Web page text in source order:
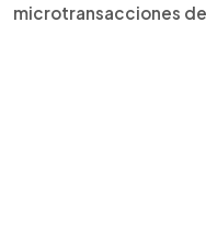
microtransacciones